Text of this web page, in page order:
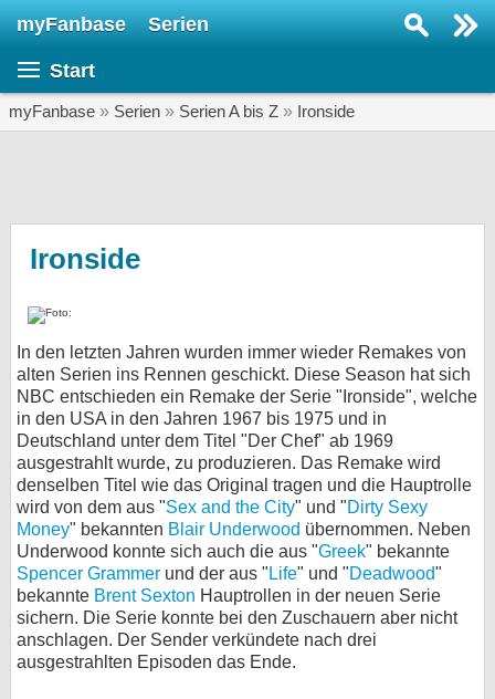
myFanbase Serien
Start
myFanbase » Serien » Serien A bis Z » Ironside
Ironside
In den letzten Jahren wurden immer wieder Remakes von
alten Serien ins Rennen geschickt. Diese Season hat sich
NBC entschieden ein Remake der Serie "Ironside", welche
in den USA in den Jahren 1967 bis 1975 und in
Deutschland unter dem Titel "Der Chef" ab 1969
ausgestrahlt wurde, zu produzieren. Das Remake wird
denselben Titel wie das Original tragen und die Hauptrolle
wird von dem aus "Sex and the City" und "Dirty Sexy
Money" bekannten Blair Underwood übernommen. Neben
Underwood konnte sich auch die aus "Greek" bekannte
Spencer Grammer und der aus " Life" und "Deadwood"
bekannte Brent Sexton Hauptrollen in der neuen Serie
sichern. Die Serie konnte bei den Zuschauern aber nicht
anschlagen. Der Sender verkündete nach drei
ausgestrahlten Episoden das Ende.
SERIEN
Specials
SERVICE
Gewinnspiele
Forum
bei X
bei Facebook
Kontakt